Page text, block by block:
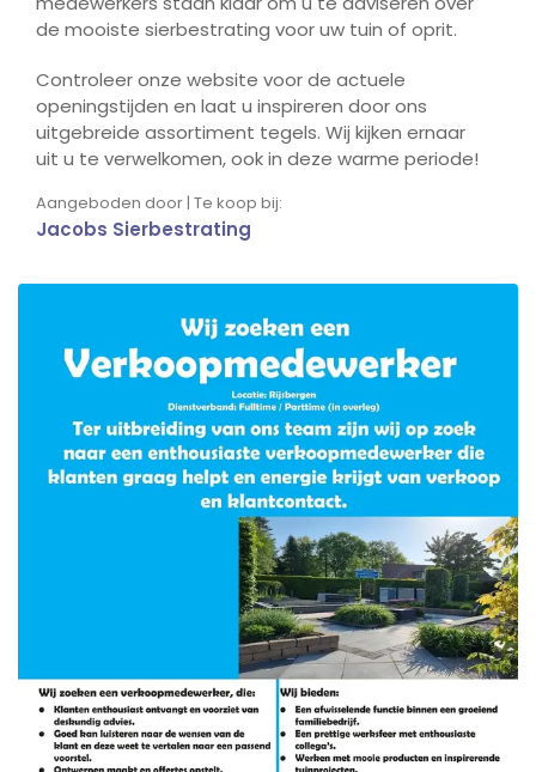
de mooiste sierbestrating voor uw tuin of oprit.
Controleer onze website voor de actuele
openingstijden en laat u inspireren door ons
uitgebreide assortiment tegels. Wij kijken ernaar
uit u te verwelkomen, ook in deze warme periode!
Aangeboden door | Te koop bij:
Jacobs Sierbestrating